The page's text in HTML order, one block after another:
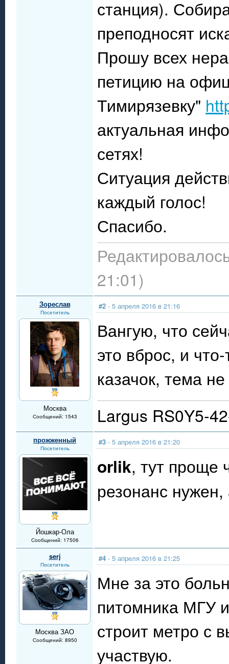
станция).
преподносят
Прошу всех
петицию на
Тимирязевку"
актуальная
сетях!
Ситуация
каждый голос!
Спасибо.
21:01)
Зореслав
Посетитель
Москва
Сообщений: 1543
#2 - 5 апреля 2016 в 21:16
Вангую, что
это вброс, и
казачок, тема
Largus RS0Y5-
прожженный
Посетитель
Йошкар-Ола
Сообщений: 17506
#3 - 5 апреля 2016 в 21:20
orlik, тут проще
резонанс
serj
Посетитель
Москва ЗАО
Сообщений: 8950
#4 - 5 апреля 2016 в 21:25
Мне за это
питомника МГУ
строит метро с
участвую.